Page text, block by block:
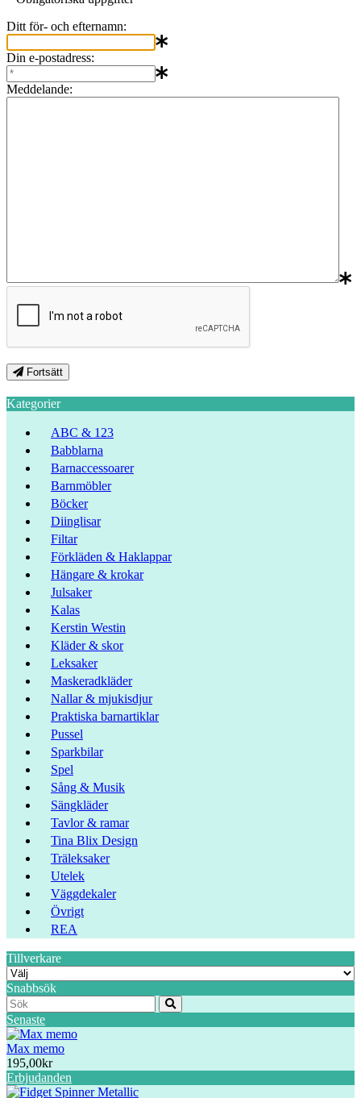
Ditt för- och efternamn:
Din e-postadress:
Meddelande:
Fortsätt
Kategorier
ABC & 123
Babblarna
Barnaccessoarer
Barnmöbler
Böcker
Diinglisar
Filtar
Förkläden & Haklappar
Hängare & krokar
Julsaker
Kalas
Kerstin Westin
Kläder & skor
Leksaker
Maskeradkläder
Nallar & mjukisdjur
Praktiska barnartiklar
Pussel
Sparkbilar
Spel
Sång & Musik
Sängkläder
Tavlor & ramar
Tina Blix Design
Träleksaker
Utelek
Väggdekaler
Övrigt
REA
Tillverkare
Snabbsök
Senaste
Max memo
195,00kr
Erbjudanden